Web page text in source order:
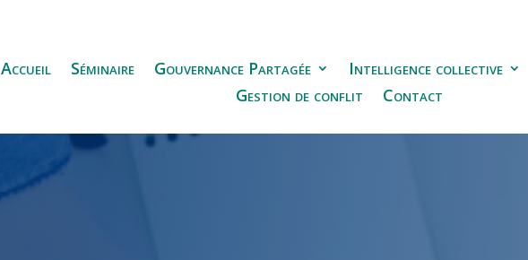
Accueil Séminaire Gouvernance Partagée Intelligence collective
Gestion de conflit
Contact